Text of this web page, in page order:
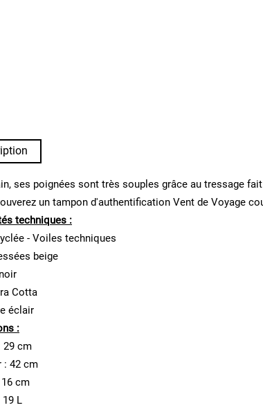
ses poignées sont très souples grâce au tressage
un tampon d'authentification Vent de Voyage
techniques :
- Voiles techniques
beige
Cotta
éclair
:
29 cm
: 42 cm
cm
L